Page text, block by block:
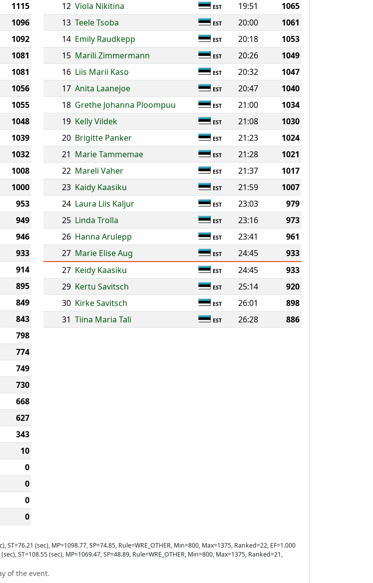
1115
1096
1092
1081
1081
1056
1055
1048
1039
1032
1008
1000
953
949
946
933
914
895
849
843
798
774
749
730
668
627
343
10
0
0
0
0
12 Viola Nikitina EST 19:51
1065
13 Teele Tsoba EST 20:00
1061
14 Emily Raudkepp EST 20:18
1053
15 Marili Zimmermann EST 20:26
1049
16 Liis Marii Kaso EST 20:32
1047
17 Anita Laanejoe EST 20:47
1040
18 Grethe Johanna Ploompuu EST 21:00
1034
19 Kelly Vildek EST 21:08
1030
20 Brigitte Panker EST 21:23
1024
21 Marie Tammemae EST 21:28
1021
22 Mareli Vaher EST 21:37
1017
23 Kaidy Kaasiku EST 21:59
1007
24 Laura Liis Kaljur EST 23:03
979
25 Linda Trolla EST 23:16
973
26 Hanna Arulepp EST 23:41
961
27 Marie Elise Aug EST 24:45
933
27 Keidy Kaasiku EST 24:45
933
29 Kertu Savitsch EST 25:14
920
30 Kirke Savitsch EST 26:01
898
31 Tiina Maria Tali EST 26:28 886
(sec), MP=1098.77, SP=74.85, Rule=WRE_OTHER, Min=800, Max=1375, Ranked=22, EF=1.000
ST=108.55 (sec), MP=1069.47, SP=48.89, Rule=WRE_OTHER, Min=800, Max=1375, Ranked=21,
of the event.